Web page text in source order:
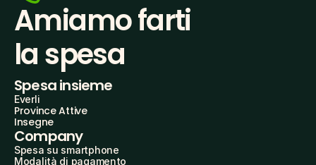
Amiamo farti
la spesa
Spesa insieme
Everli
Province Attive
Insegne
Company
Spesa su smartphone
Modalità di pagamento